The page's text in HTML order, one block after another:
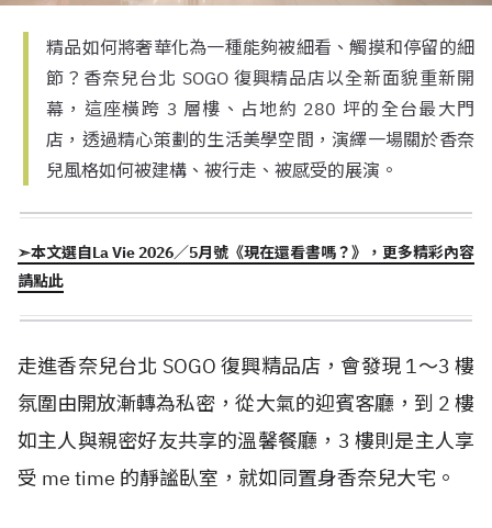
精品如何將奢華化為一種能夠被細看、觸摸和停留的細
節？香奈兒台北 SOGO 復興精品店以全新面貌重新開
幕，這座橫跨 3 層樓、占地約 280 坪的全台最大門
店，透過精心策劃的生活美學空間，演繹一場關於香奈
兒風格如何被建構、被行走、被感受的展演。
➣本文選自La Vie 2026／5月號《現在還看書嗎？》，更多精彩內容
請點此
走進香奈兒台北 SOGO 復興精品店，會發現 1～3 樓
氛圍由開放漸轉為私密，從大氣的迎賓客廳，到 2 樓
如主人與親密好友共享的溫馨餐廳，3 樓則是主人享
受 me time 的靜謐臥室，就如同置身香奈兒大宅。